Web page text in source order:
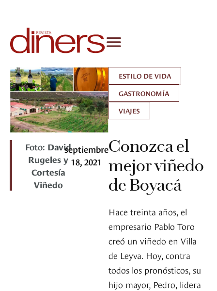
Foto: David
Rugeles y
Cortesía
Viñedo
septiembre
18, 2021
ESTILO DE VIDA
GASTRONOMÍA
VIAJES
Conozca el
mejor viñedo
de Boyacá
Hace treinta años, el
empresario Pablo Toro
creó un viñedo en Villa
de Leyva. Hoy, contra
todos los pronósticos, su
hijo mayor, Pedro, lidera